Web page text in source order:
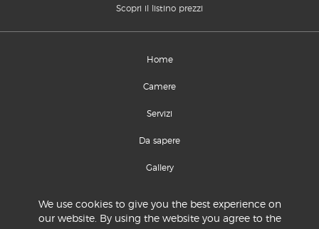
We use cookies to give you the best experience on
our website. By using the website you agree to the
Scopri il listino prezzi
Home
Camere
Servizi
Da sapere
Gallery